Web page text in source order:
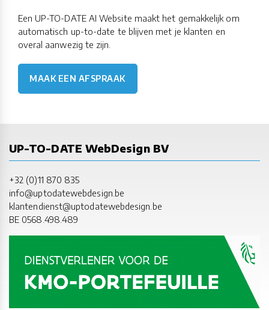
Een UP-TO-DATE AI Website maakt het gemakkelijk om
automatisch up-to-date te blijven met je klanten en
overal aanwezig te zijn.
MAAK EEN AFSPRAAK
UP-TO-DATE WebDesign BV
+32 (0)11 870 835
info@uptodatewebdesign.be
klantendienst@uptodatewebdesign.be
BE 0568.498.489